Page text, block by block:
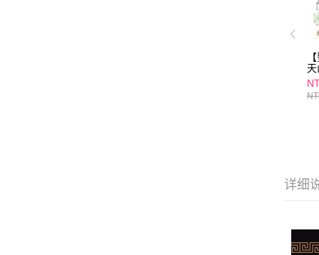
(
详细